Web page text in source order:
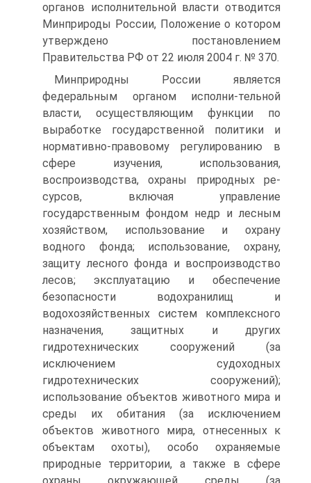
органов исполнительной власти отводится
Минприроды России, Положение о котором
утверждено постановлением
Правительства РФ от 22 июля 2004 г. № 370.
Минприродны России является
федеральным органом исполни-тельной
власти, осуществляющим функции по
выработке государственной политики и
нормативно-правовому регулированию в
сфере изучения, использования,
воспроизводства, охраны природных ре-
сурсов, включая управление
государственным фондом недр и лесным
хозяйством, использование и охрану
водного фонда; использование, охрану,
защиту лесного фонда и воспроизводство
лесов; эксплуатацию и обеспечение
безопасности водохранилищ и
водохозяйственных систем комплексного
назначения, защитных и других
гидротехнических сооружений (за
исключением судоходных
гидротехнических сооружений);
использование объектов животного мира и
среды их обитания (за исключением
объектов животного мира, отнесенных к
объектам охоты), особо охраняемые
природные территории, а также в сфере